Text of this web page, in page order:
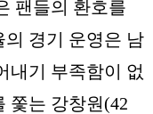
팬들의 환호를
경기 운영은 남
내기 부족함이 없
쫓는 강창원(42